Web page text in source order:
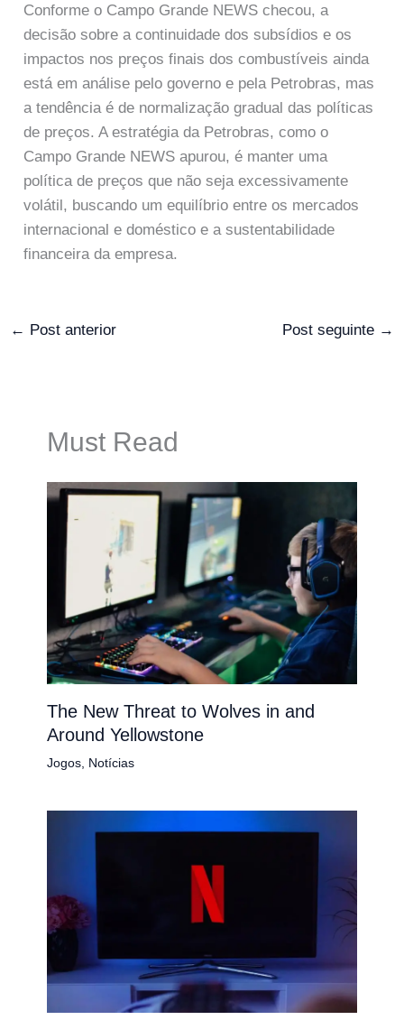
Conforme o Campo Grande NEWS checou, a
decisão sobre a continuidade dos subsídios e os
impactos nos preços finais dos combustíveis ainda
está em análise pelo governo e pela Petrobras, mas
a tendência é de normalização gradual das políticas
de preços. A estratégia da Petrobras, como o
Campo Grande NEWS apurou, é manter uma
política de preços que não seja excessivamente
volátil, buscando um equilíbrio entre os mercados
internacional e doméstico e a sustentabilidade
financeira da empresa.
← Post anterior Post seguinte →
Must Read
The New Threat to Wolves in and
Around Yellowstone
Jogos, Notícias